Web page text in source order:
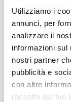
Utilizziamo i
annunci, per
analizzare il
informazioni sul
nostri partner
pubblicità e
con altre
raccolto dal tuo